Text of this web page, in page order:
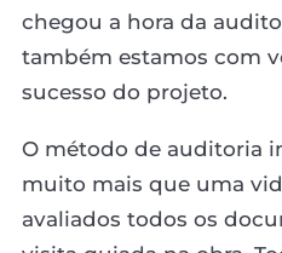
chegou a hora da
também estamos com
sucesso do projeto.
O método de auditoria
muito mais que uma
avaliados todos os